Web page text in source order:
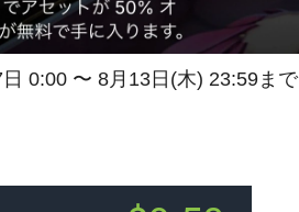
0:00 〜 8月13日(木) 23:59まで